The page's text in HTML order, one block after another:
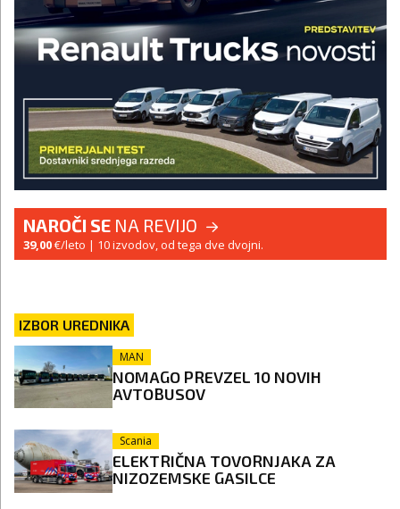
NAROČI SE NA REVIJO
39,00€/leto | 10 izvodov, od tega dve dvojni.
IZBOR UREDNIKA
MAN
NOMAGO PREVZEL 10 NOVIH
AVTOBUSOV
Scania
ELEKTRIČNA TOVORNJAKA ZA
NIZOZEMSKE GASILCE